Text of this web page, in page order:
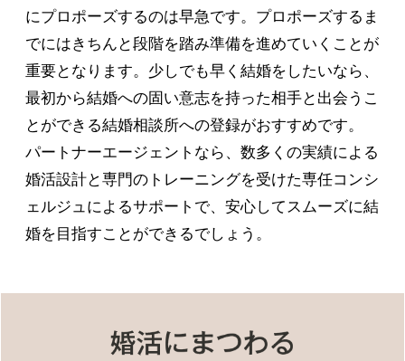
にプロポーズするのは早急です。プロポーズするま
でにはきちんと段階を踏み準備を進めていくことが
重要となります。少しでも早く結婚をしたいなら、
最初から結婚への固い意志を持った相手と出会うこ
とができる結婚相談所への登録がおすすめです。
パートナーエージェントなら、数多くの実績による
婚活設計と専門のトレーニングを受けた専任コンシ
ェルジュによるサポートで、安心してスムーズに結
婚を目指すことができるでしょう。